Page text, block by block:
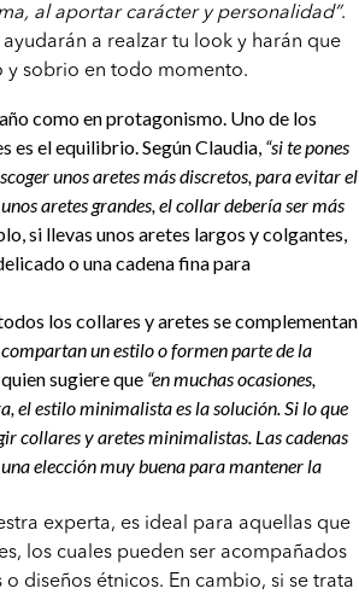
al aportar carácter y personalidad”.
a realzar tu look y harán que
y sobrio en todo momento.
como en protagonismo. Uno de los
es el equilibrio. Según Claudia, “si te pones
unos aretes más discretos, para evitar el
aretes grandes, el collar debería ser más
si llevas unos aretes largos y colgantes,
o una cadena fina para
los collares y aretes se complementan
un estilo o formen parte de la
sugiere que “en muchas ocasiones,
el estilo minimalista es la solución. Si lo que
collares y aretes minimalistas. Las cadenas
elección muy buena para mantener la
experta, es ideal para aquellas que
los cuales pueden ser acompañados
diseños étnicos. En cambio, si se trata